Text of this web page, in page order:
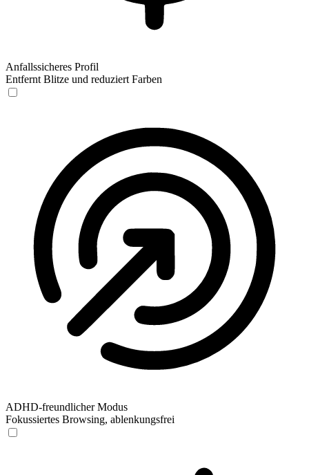
Anfallssicheres Profil
Entfernt Blitze und reduziert Farben
ADHD-freundlicher Modus
Fokussiertes Browsing, ablenkungsfrei